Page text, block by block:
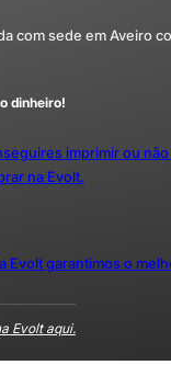
com sede em Aveiro
dinheiro!
imprimir ou
na Evolt.
Evolt garantimos o
Evolt aqui.